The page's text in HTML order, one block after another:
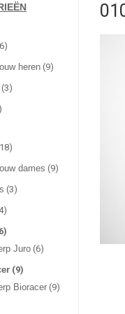
heren (9)
(3)
dames (9)
(3)
Juro (6)
(9)
Bioracer(9)